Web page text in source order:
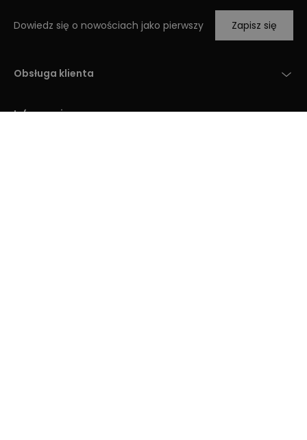
Dowiedz się o nowościach jako pierwszy Zapisz się
Obsługa klienta
Informacje